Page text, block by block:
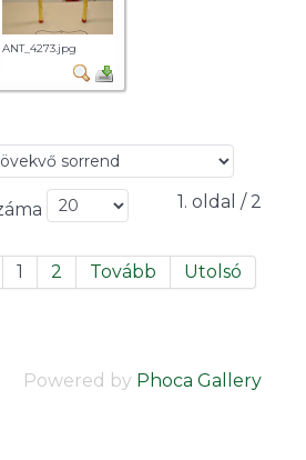
ANT_4273.jpg
1. oldal / 2
1 2 Tovább Utolsó
Powered by Phoca Gallery